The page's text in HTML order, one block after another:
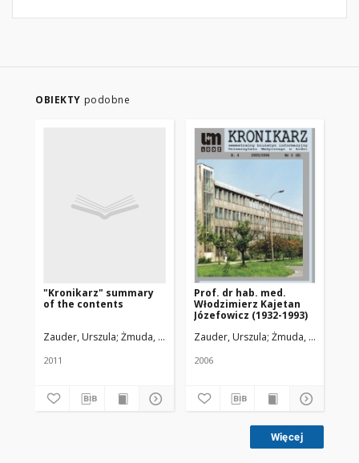
OBIEKTY podobne
"Kronikarz" summary
of the contents
Zauder, Urszula Żmuda, Ryszard. Red. nacz.
2011
Prof. dr hab. med.
Włodzimierz Kajetan
Józefowicz (1932-1993)
Zauder, Urszula Żmuda, Ryszard.
2006
Więcej